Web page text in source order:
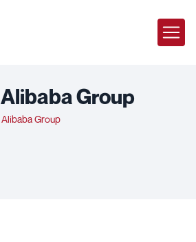
Alibaba Group
Alibaba Group